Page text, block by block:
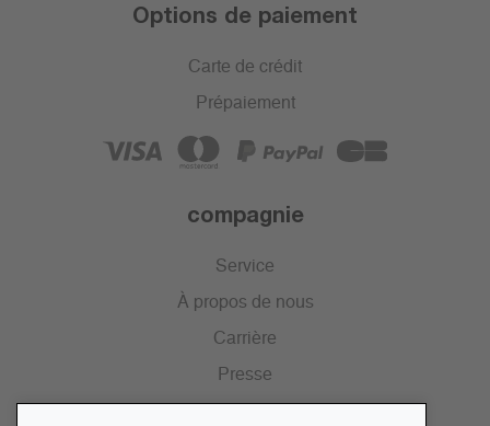
Options de paiement
Carte de crédit
Prépaiement
compagnie
Service
À propos de nous
Carrière
Presse